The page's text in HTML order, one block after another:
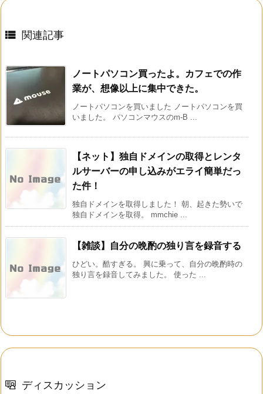
 関連記事
ノートパソコン買ったよ。カフェでの作
業が、想像以上に集中できた。
ノートパソコンを買いました ノートパソコンを買
いました。 パソコンマウスのm-B ...
【ネット】独自ドメインの取得とレンタ
ルサーバーの申し込みがエライ簡単だっ
た件！
独自ドメインを取得しました！ 朝、起きた勢いで
独自ドメインを取得。 mmchie ...
【雑談】自分の晩酌の独り言を録音する
ひどい。酷すぎる。 興に乗って、自分の晩酌時の
独り言を録音してみました。 使った ...
ディスカッション